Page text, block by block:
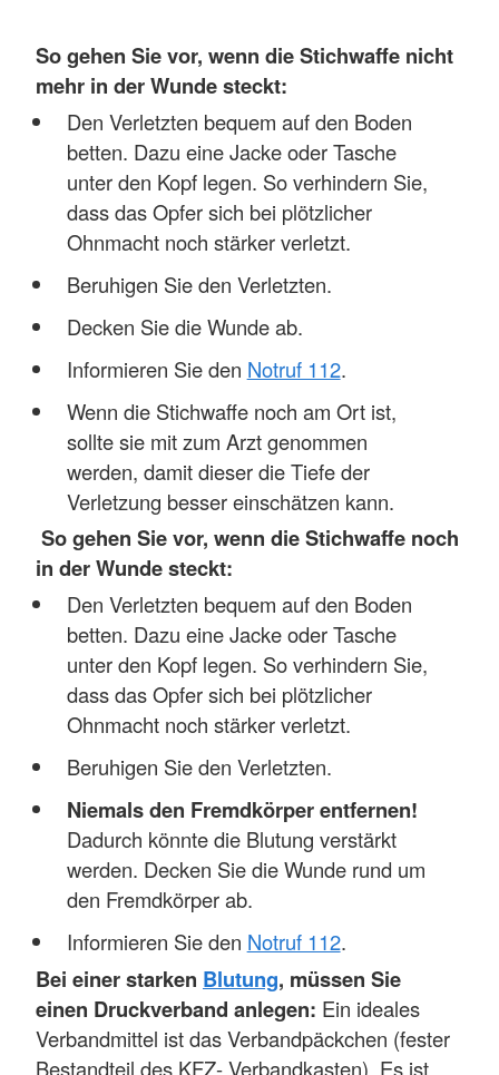
So gehen Sie vor, wenn die Stichwaffe nicht
mehr in der Wunde steckt:
Den Verletzten bequem auf den Boden
betten. Dazu eine Jacke oder Tasche
unter den Kopf legen. So verhindern Sie,
dass das Opfer sich bei plötzlicher
Ohnmacht noch stärker verletzt.
Beruhigen Sie den Verletzten.
Decken Sie die Wunde ab.
Informieren Sie den Notruf 112.
Wenn die Stichwaffe noch am Ort ist,
sollte sie mit zum Arzt genommen
werden, damit dieser die Tiefe der
Verletzung besser einschätzen kann.
So gehen Sie vor, wenn die Stichwaffe noch
in der Wunde steckt:
Den Verletzten bequem auf den Boden
betten. Dazu eine Jacke oder Tasche
unter den Kopf legen. So verhindern Sie,
dass das Opfer sich bei plötzlicher
Ohnmacht noch stärker verletzt.
Beruhigen Sie den Verletzten.
Niemals den Fremdkörper entfernen!
Dadurch könnte die Blutung verstärkt
werden. Decken Sie die Wunde rund um
den Fremdkörper ab.
Informieren Sie den Notruf 112.
Bei einer starken Blutung, müssen Sie
einen Druckverband anlegen: Ein ideales
Verbandmittel ist das Verbandpäckchen (fester
Bestandteil des KFZ- Verbandkasten). Es ist